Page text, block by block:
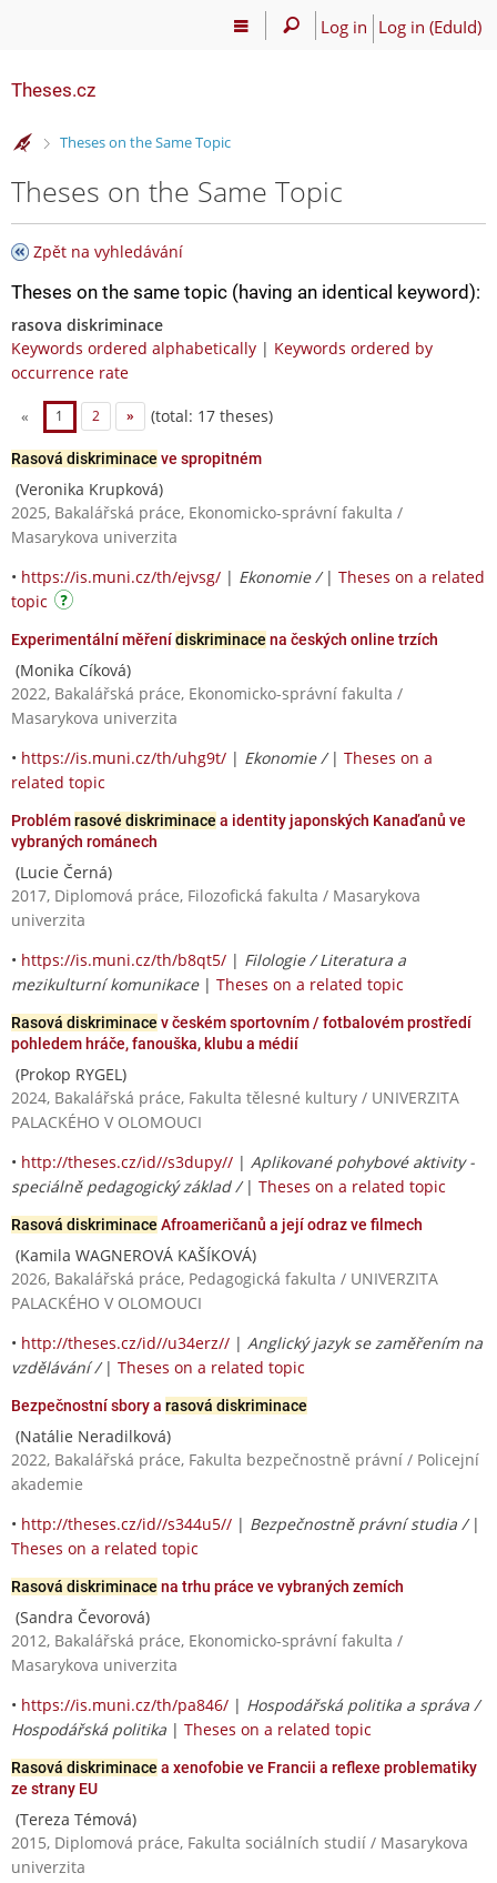
Log in Log in (EduId)
Theses.cz
>
Theses on the Same Topic
Theses on the Same Topic
Zpět na vyhledávání
Theses on the same topic (having an identical keyword):
rasova diskriminace
Keywords ordered alphabetically | Keywords ordered by
occurrence rate
« 1 2 » (total: 17 theses)
Rasová diskriminace ve spropitném
(Veronika Krupková)
2025, Bakalářská práce, Ekonomicko-správní fakulta /
Masarykova univerzita
• https://is.muni.cz/th/ejvsg/ | Ekonomie / | Theses on a related
topic
Experimentální měřenídiskriminace na českých online trzích
(Monika Cíková)
2022, Bakalářská práce, Ekonomicko-správní fakulta /
Masarykova univerzita
• https://is.muni.cz/th/uhg9t/ | Ekonomie / | Theses on a
related topic
Problémrasové diskriminace a identity japonských Kanaďanů ve
vybraných románech
(Lucie Černá)
2017, Diplomová práce, Filozofická fakulta / Masarykova
univerzita
• https://is.muni.cz/th/b8qt5/ | Filologie / Literatura a
mezikulturní komunikace| Theses on a related topic
Rasová diskriminace v českém sportovním / fotbalovém prostředí
pohledem hráče, fanouška, klubu a médií
(Prokop RYGEL)
2024, Bakalářská práce, Fakulta tělesné kultury / UNIVERZITA
PALACKÉHO V OLOMOUCI
• http://theses.cz/id//s3dupy// | Aplikované pohybové aktivity -
speciálně pedagogický základ / | Theses on a related topic
Rasová diskriminace Afroameričanů a její odraz ve filmech
(Kamila WAGNEROVÁ KAŠÍKOVÁ)
2026, Bakalářská práce, Pedagogická fakulta / UNIVERZITA
PALACKÉHO V OLOMOUCI
• http://theses.cz/id//u34erz// | Anglický jazyk se zaměřením na
vzdělávání / | Theses on a related topic
Bezpečnostní sbory a rasová diskriminace
(Natálie Neradilková)
2022, Bakalářská práce, Fakulta bezpečnostně právní / Policejní
akademie
• http://theses.cz/id//s344u5// | Bezpečnostně právní studia / |
Theses on a related topic
Rasová diskriminace na trhu práce ve vybraných zemích
(Sandra Čevorová)
2012, Bakalářská práce, Ekonomicko-správní fakulta /
Masarykova univerzita
• https://is.muni.cz/th/pa846/ | Hospodářská politika a správa /
Hospodářská politika | Theses on a related topic
Rasová diskriminace a xenofobie ve Francii a reflexe problematiky
ze strany EU
(Tereza Témová)
2015, Diplomová práce, Fakulta sociálních studií / Masarykova
univerzita